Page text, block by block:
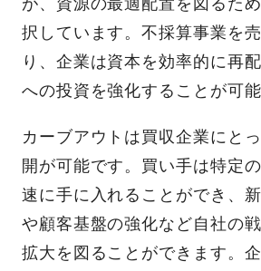
択しています。不採算事業を
り、企業は資本を効率的に再
への投資を強化することが可能
カーブアウトは買収企業にと
開が可能です。買い手は特定
速に手に入れることができ、
や顧客基盤の強化など自社の
拡大を図ることができます。